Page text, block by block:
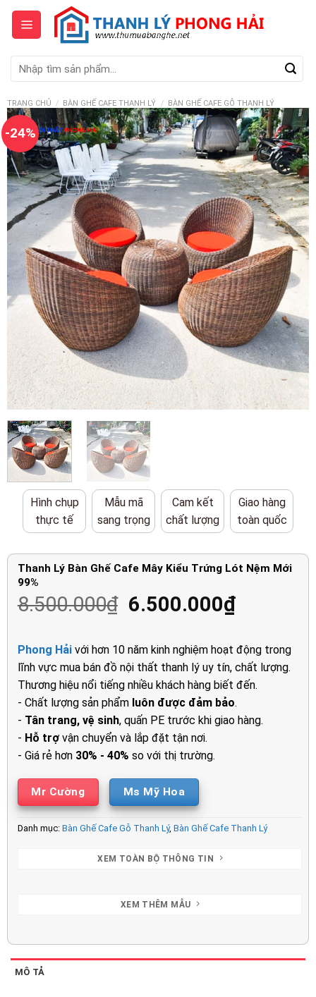
Skip
content
kiếm:
TRANG CHỦ / BÀN GHẾ CAFE THANH LÝ / BÀN GHẾ CAFE GỖ THANH LÝ
-24%
Hình chụp
thực tế
Mẫu mã
sang trọng
Cam kết
chất lượng
Giao hàng
toàn quốc
Thanh Lý Bàn Ghế Cafe Mây Kiểu Trứng Lót Nệm Mới
99%
8.500.000₫ Giá
là:
8.500.000₫.
6.500.000₫Giá
tại
là:
Phong Hảivới hơn 10 năm kinh nghiệm hoạt động trong
lĩnh vực mua bán đồ nội thất thanh lý uy tín, chất lượng.
Thương hiệu nổi tiếng nhiều khách hàng biết đến.
- Chất lượng sản phẩm luôn được đảm bảo.
- Tân trang, vệ sinh, quấn PE trước khi giao hàng.
- Hỗ trợvận chuyển và lắp đặt tận nơi.
- Giá rẻ hơn 30% - 40% so với thị trường.
Mr Cường Ms Mỹ Hoa
Danh mục: Bàn Ghế Cafe Gỗ Thanh Lý, Bàn Ghế Cafe Thanh Lý
XEM TOÀN BỘ THÔNG TIN
XEM THÊM MẪU
MÔ TẢ